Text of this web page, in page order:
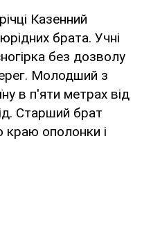
Казенний
брата. Учні
без дозволу
Молодший з
в п'яти метрах від
Старший брат
краю ополонки і